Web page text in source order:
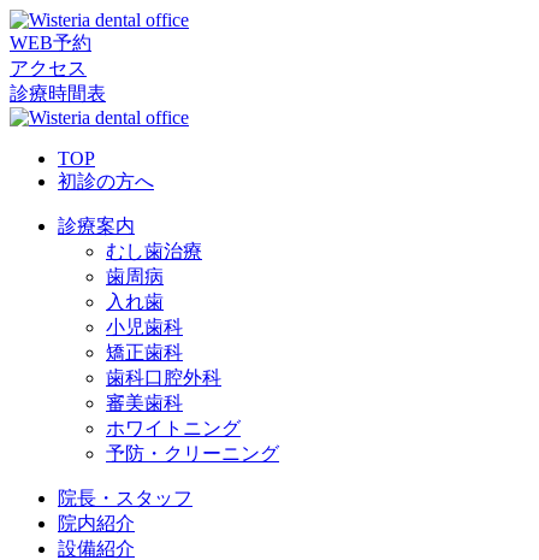
WEB予約
アクセス
診療時間表
TOP
初診の方へ
診療案内
むし歯治療
歯周病
入れ歯
小児歯科
矯正歯科
歯科口腔外科
審美歯科
ホワイトニング
予防・クリーニング
院長・スタッフ
院内紹介
設備紹介